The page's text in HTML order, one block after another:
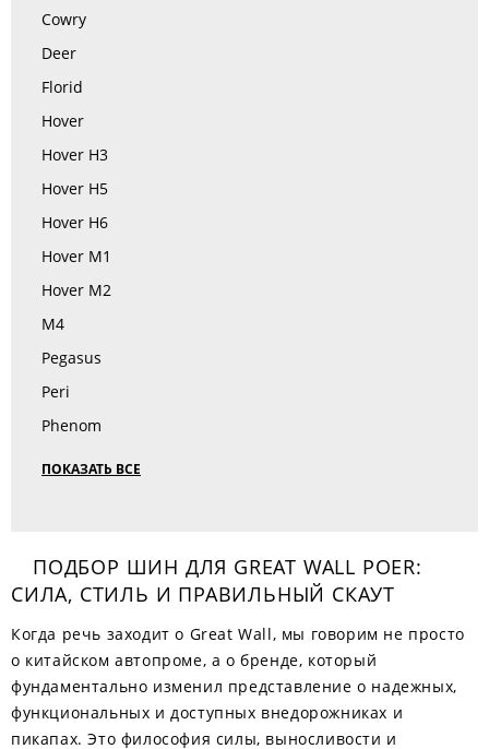
Cowry
Deer
Florid
Hover
Hover H3
Hover H5
Hover H6
Hover M1
Hover M2
M4
Pegasus
Peri
Phenom
ПОКАЗАТЬ ВСЕ
ПОДБОР ШИН ДЛЯ GREAT WALL POER:
СИЛА, СТИЛЬ И ПРАВИЛЬНЫЙ СКАУТ
Когда речь заходит о Great Wall, мы говорим не просто
о китайском автопроме, а о бренде, который
фундаментально изменил представление о надежных,
функциональных и доступных внедорожниках и
пикапах. Это философия силы, выносливости и